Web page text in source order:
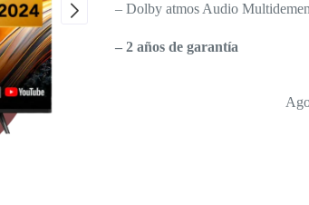
– Dolby atmos Audio
– 2 años de garantía